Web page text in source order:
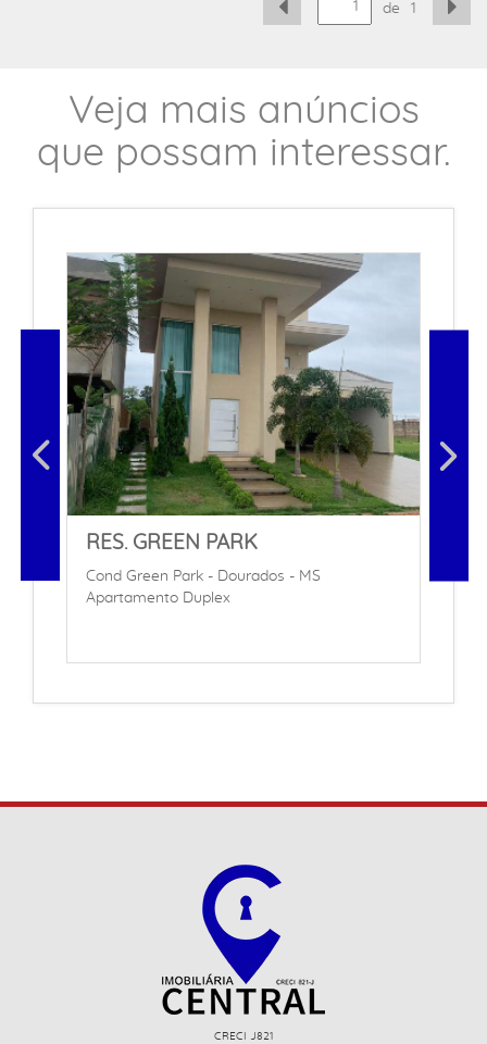
de 1
Veja mais anúncios
que possam interessar.
RES. GREEN PARK
Cond Green Park - Dourados - MS
Apartamento Duplex
CRECI J821